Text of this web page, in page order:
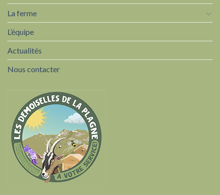
La ferme
L’équipe
Actualités
Nous contacter